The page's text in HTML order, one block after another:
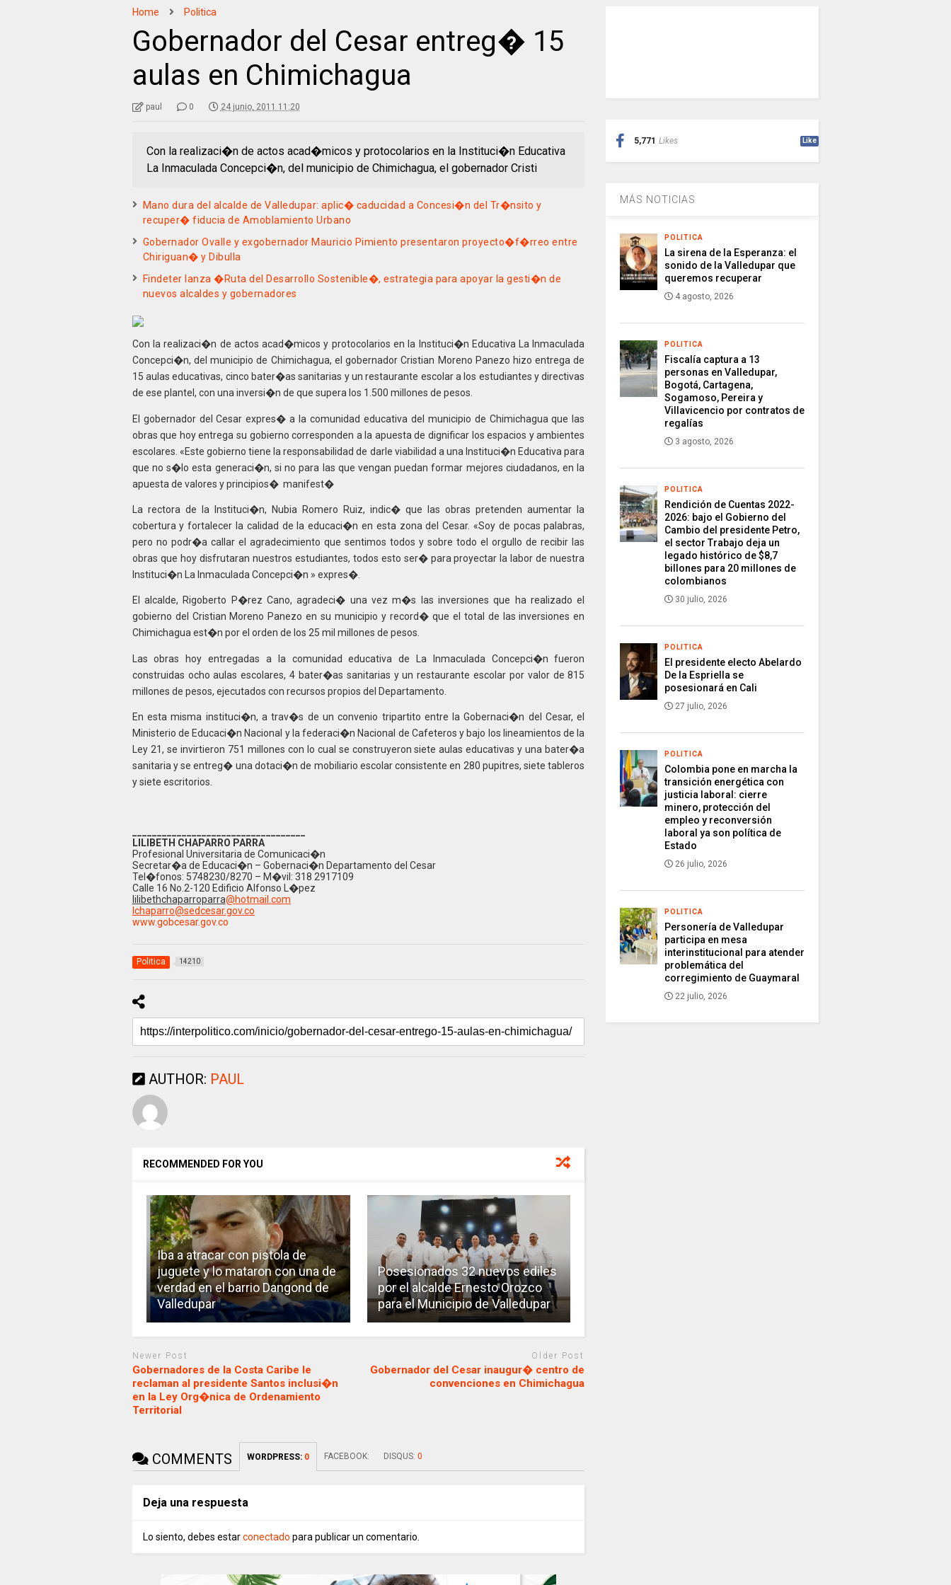
Home Politica
Gobernador del Cesar entreg� 15
aulas en Chimichagua
paul 0 24 junio, 2011 11:20
Con la realizaci�n de actos acad�micos y protocolarios en la Instituci�n Educativa
La Inmaculada Concepci�n, del municipio de Chimichagua, el gobernador Cristi
Mano dura del alcalde de Valledupar: aplic� caducidad a Concesi�n del Tr�nsito y
recuper� fiducia de Amoblamiento Urbano
Gobernador Ovalle y exgobernador Mauricio Pimiento presentaron proyecto�f�rreo entre
Chiriguan� y Dibulla
Findeter lanza �Ruta del Desarrollo Sostenible�, estrategia para apoyar la gesti�n de
nuevos alcaldes y gobernadores
Con la realizaci�n de actos acad�micos y protocolarios en la Instituci�n Educativa La Inmaculada
Concepci�n, del municipio de Chimichagua, el gobernador Cristian Moreno Panezo hizo entrega de
15 aulas educativas, cinco bater�as sanitarias y un restaurante escolar a los estudiantes y directivas
de ese plantel, con una inversi�n de que supera los 1.500 millones de pesos.
El gobernador del Cesar expres� a la comunidad educativa del municipio de Chimichagua que las
obras que hoy entrega su gobierno corresponden a la apuesta de dignificar los espacios y ambientes
escolares. «Este gobierno tiene la responsabilidad de darle viabilidad a una Instituci�n Educativa para
que no s�lo esta generaci�n, si no para las que vengan puedan formar mejores ciudadanos, en la
apuesta de valores y principios� manifest�
La rectora de la Instituci�n, Nubia Romero Ruiz, indic� que las obras pretenden aumentar la
cobertura y fortalecer la calidad de la educaci�n en esta zona del Cesar. «Soy de pocas palabras,
pero no podr�a callar el agradecimiento que sentimos todos y sobre todo el orgullo de recibir las
obras que hoy disfrutaran nuestros estudiantes, todos esto ser� para proyectar la labor de nuestra
Instituci�n La Inmaculada Concepci�n » expres�.
El alcalde, Rigoberto P�rez Cano, agradeci� una vez m�s las inversiones que ha realizado el
gobierno del Cristian Moreno Panezo en su municipio y record� que el total de las inversiones en
Chimichagua est�n por el orden de los 25 mil millones de pesos.
Las obras hoy entregadas a la comunidad educativa de La Inmaculada Concepci�n fueron
construidas ocho aulas escolares, 4 bater�as sanitarias y un restaurante escolar por valor de 815
millones de pesos, ejecutados con recursos propios del Departamento.
En esta misma instituci�n, a trav�s de un convenio tripartito entre la Gobernaci�n del Cesar, el
Ministerio de Educaci�n Nacional y la federaci�n Nacional de Cafeteros y bajo los lineamientos de la
Ley 21, se invirtieron 751 millones con lo cual se construyeron siete aulas educativas y una bater�a
sanitaria y se entreg� una dotaci�n de mobiliario escolar consistente en 280 pupitres, siete tableros
y siete escritorios.
LILIBETH CHAPARRO PARRA
Profesional Universitaria de Comunicaci�n
Secretar�a de Educaci�n – Gobernaci�n Departamento del Cesar
Tel�fonos: 5748230/8270 – M�vil: 318 2917109
Calle 16 No.2-120 Edificio Alfonso L�pez
lilibethchaparroparra@hotmail.com
lchaparro@sedcesar.gov.co
www.gobcesar.gov.co
Politica 14210
AUTHOR: PAUL
RECOMMENDED FOR YOU
Iba a atracar con pistola de
juguete y lo mataron con una de
verdad en el barrio Dangond de
Valledupar
Posesionados 32 nuevos ediles
por el alcalde Ernesto Orozco
para el Municipio de Valledupar
Newer Post
Gobernadores de la Costa Caribe le
reclaman al presidente Santos inclusi�n
en la Ley Org�nica de Ordenamiento
Territorial
Older Post
Gobernador del Cesar inaugur� centro de
convenciones en Chimichagua
COMMENTS WORDPRESS: 0 FACEBOOK: DISQUS: 0
Deja una respuesta
Lo siento, debes estarconectado para publicar un comentario.
5,771 Likes Like
MÁS NOTICIAS
POLITICA
La sirena de la Esperanza: el
sonido de la Valledupar que
queremos recuperar
4 agosto, 2026
POLITICA
Fiscalía captura a 13
personas en Valledupar,
Bogotá, Cartagena,
Sogamoso, Pereira y
Villavicencio por contratos de
regalías
3 agosto, 2026
POLITICA
Rendición de Cuentas 2022-
2026: bajo el Gobierno del
Cambio del presidente Petro,
el sector Trabajo deja un
legado histórico de $8,7
billones para 20 millones de
colombianos
30 julio, 2026
POLITICA
El presidente electo Abelardo
De la Espriella se
posesionará en Cali
27 julio, 2026
POLITICA
Colombia pone en marcha la
transición energética con
justicia laboral: cierre
minero, protección del
empleo y reconversión
laboral ya son política de
Estado
26 julio, 2026
POLITICA
Personería de Valledupar
participa en mesa
interinstitucional para atender
problemática del
corregimiento de Guaymaral
22 julio, 2026